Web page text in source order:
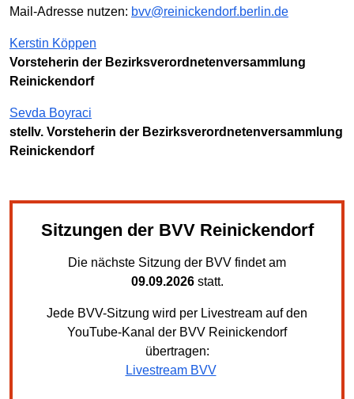
Mail-Adresse nutzen: bvv@reinickendorf.berlin.de
Kerstin Köppen
Vorsteherin der Bezirksverordnetenversammlung
Reinickendorf
Sevda Boyraci
stellv. Vorsteherin der Bezirksverordnetenversammlung
Reinickendorf
Sitzungen der BVV Reinickendorf
Die nächste Sitzung der BVV findet am
09.09.2026statt.
Jede BVV-Sitzung wird per Livestream auf den
YouTube-Kanal der BVV Reinickendorf
übertragen:
Livestream BVV